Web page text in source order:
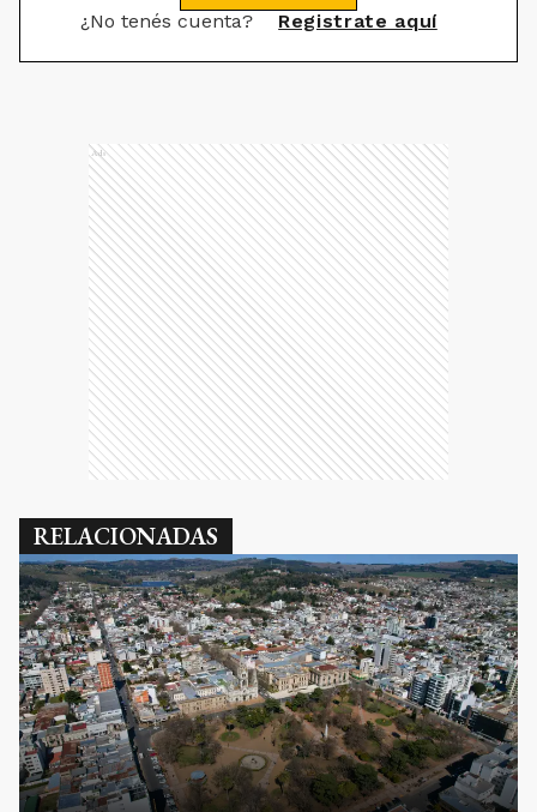
¿No tenés cuenta? Registrate aquí
Ads
RELACIONADAS